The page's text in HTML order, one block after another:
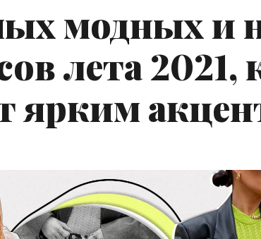
модных и
лета 2021,
ярким